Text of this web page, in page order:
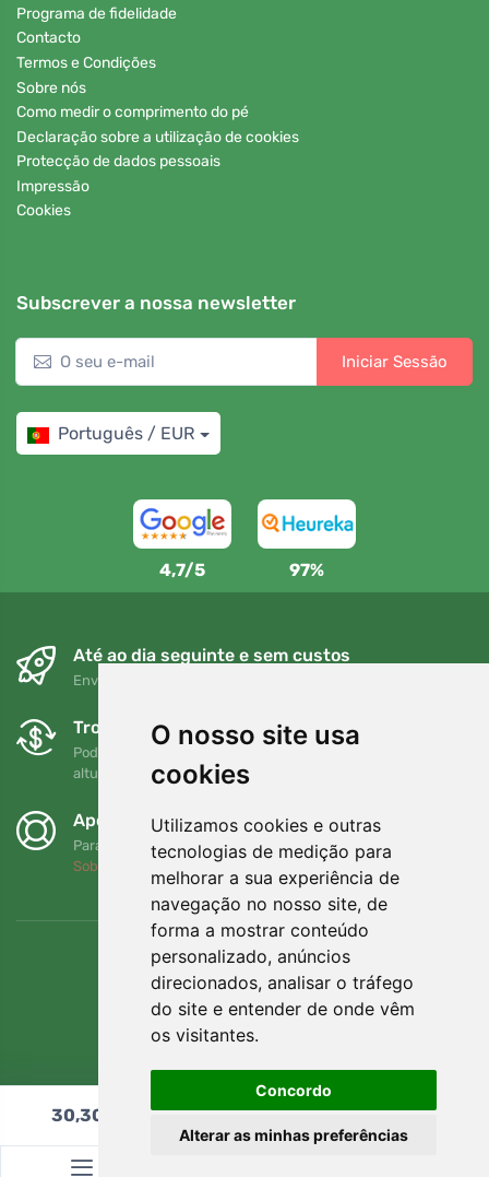
O nosso site usa
cookies
Utilizamos cookies e outras
tecnologias de medição para
melhorar a sua experiência de
navegação no nosso site, de
forma a mostrar conteúdo
personalizado, anúncios
direcionados, analisar o tráfego
do site e entender de onde vêm
os visitantes.
Concordo
Alterar as minhas preferências
Programa de fidelidade
Contacto
Termos e Condições
Sobre nós
Como medir o comprimento do pé
Declaração sobre a utilização de cookies
Protecção de dados pessoais
Impressão
Cookies
Subscrever a nossa newsletter
Iniciar Sessão
Português / EUR
4,7/5 97%
Até ao dia seguinte e sem custos
Envio gratuito para encomendas superiores a 80 EUR
Trocas e devoluções gratuitas
Pode devolver ou trocar a sua encomenda em qualquer
altura no prazo de 90 dias
Apoiamos a Trees.org
Para cada encomenda plantamos uma árvore! Leia mais
Sobre nós
30,30 Adicionar ao carrinho